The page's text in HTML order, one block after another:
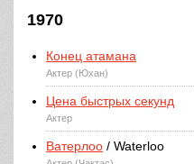
1970
Конец атамана
Актер (Юхан)
Цена быстрых секунд
Актер
Ватерлоо / Waterloo